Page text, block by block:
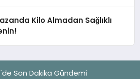
Kilo Almadan Sağlıklı
Son Dakika Gündemi